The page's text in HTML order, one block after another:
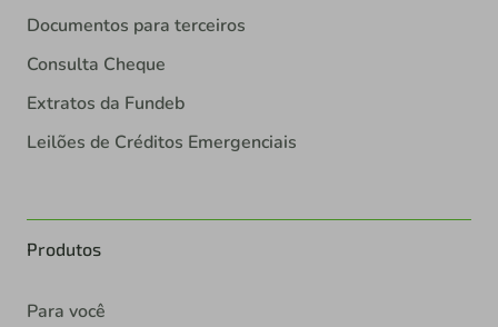
Documentos para terceiros
Consulta Cheque
Extratos da Fundeb
Leilões de Créditos Emergenciais
Produtos
Para você